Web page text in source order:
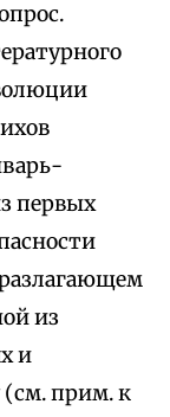
первых
из
и
(см. прим. к